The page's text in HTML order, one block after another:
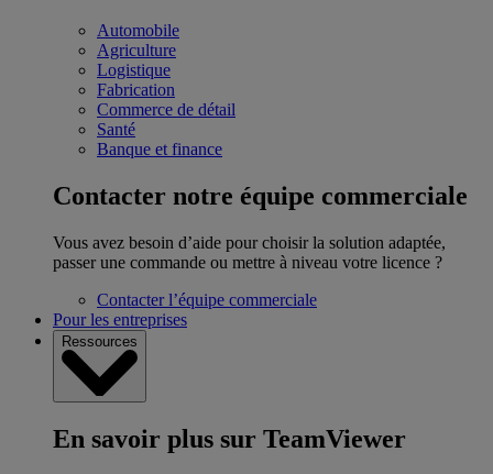
Automobile
Agriculture
Logistique
Fabrication
Commerce de détail
Santé
Banque et finance
Contacter notre équipe commerciale
Vous avez besoin d’aide pour choisir la solution adaptée,
passer une commande ou mettre à niveau votre licence ?
Contacter l’équipe commerciale
Pour les entreprises
Ressources
En savoir plus sur TeamViewer